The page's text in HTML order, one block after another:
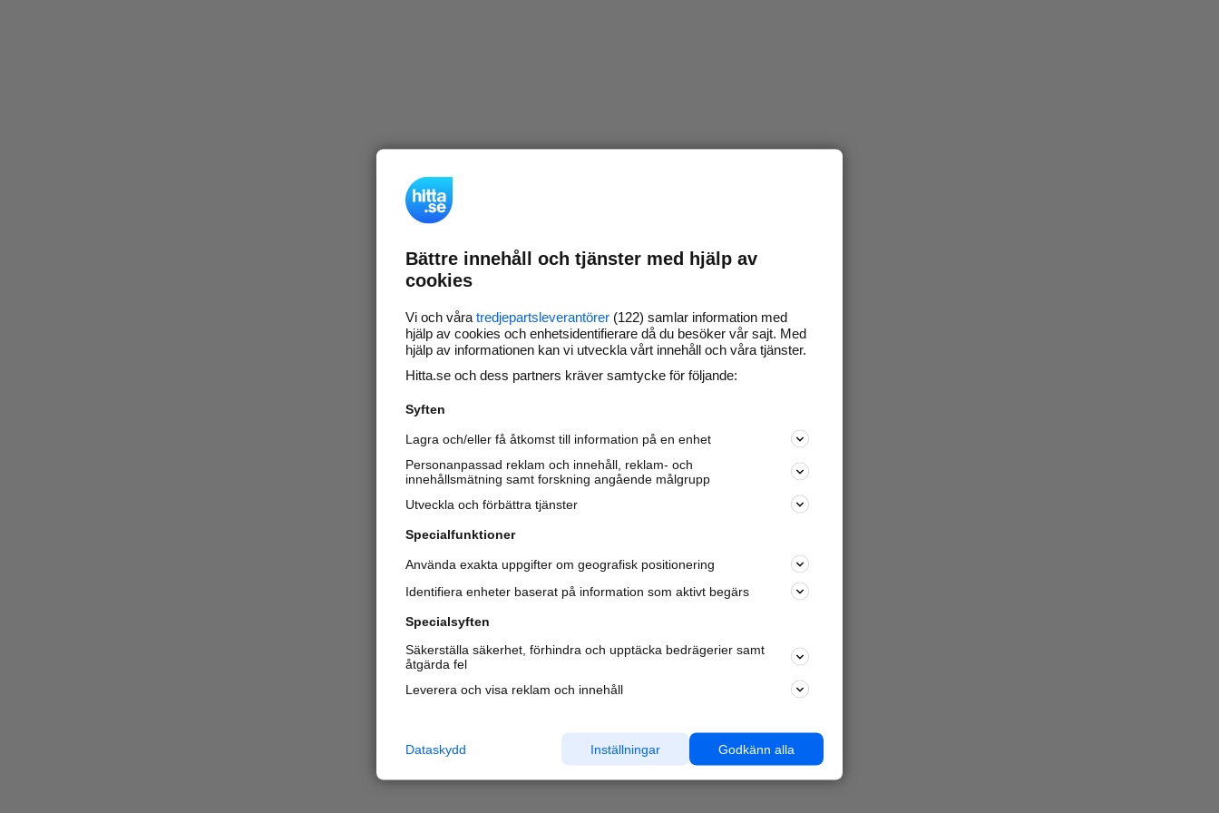
Bättre innehåll och tjänster med hjälp av
cookies
Vi och våra tredjepartsleverantörer (122) samlar information med
hjälp av cookies och enhetsidentifierare då du besöker vår sajt. Med
hjälp av informationen kan vi utveckla vårt innehåll och våra tjänster.
Hitta.se och dess partners kräver samtycke för följande:
Syften
Lagra och/eller få åtkomst till information på en enhet
Personanpassad reklam och innehåll, reklam- och
innehållsmätning samt forskning angående målgrupp
Utveckla och förbättra tjänster
Specialfunktioner
Använda exakta uppgifter om geografisk positionering
Identifiera enheter baserat på information som aktivt begärs
Specialsyften
Säkerställa säkerhet, förhindra och upptäcka bedrägerier samt
åtgärda fel
Leverera och visa reklam och innehåll
Godkänn alla
Inställningar
Dataskydd